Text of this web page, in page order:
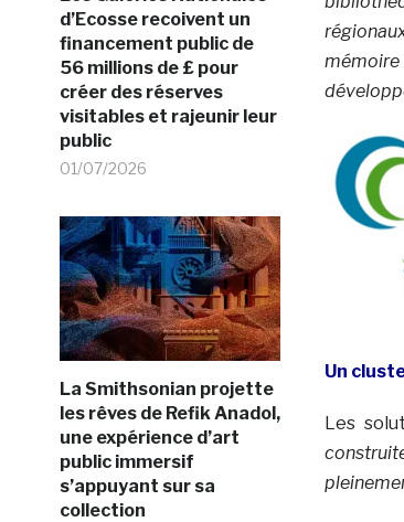
d’Ecosse recoivent un
financement public de
56 millions de £ pour
créer des réserves
visitables et rajeunir leur
public
01/07/2026
La Smithsonian projette
les rêves de Refik Anadol,
une expérience d’art
public immersif
s’appuyant sur sa
collection
Un
Les